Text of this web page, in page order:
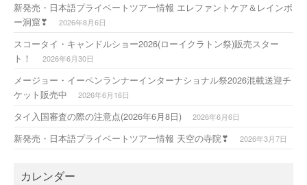
新発売・日本語プライベートツアー情報 エレファントケア＆レインボ
ー洞窟❣
2026年8月6日
スコータイ・キャンドルショー2026(ローイクラトン祭)販売スター
ト！
2026年6月30日
メージョー・イーペンランナーインターナショナル祭2026混載送迎チ
ケット販売中
2026年6月16日
タイ入国審査の際の注意点(2026年6月8日) 2026年6月6日
新発売・日本語プライベートツアー情報 天空の寺院❣ 2026年3月7日
カレンダー